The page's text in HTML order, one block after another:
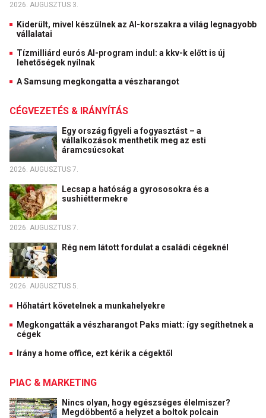
2026. AUGUSZTUS 3.
Kiderült, mivel készülnek az AI-korszakra a világ legnagyobb
vállalatai
Tízmilliárd eurós AI-program indul: a kkv-k előtt is új
lehetőségek nyílnak
A Samsung megkongatta a vészharangot
CÉGVEZETÉS & IRÁNYÍTÁS
Egy ország figyeli a fogyasztást – a
vállalkozások menthetik meg az esti
áramcsúcsokat
2026. AUGUSZTUS 7.
Lecsap a hatóság a gyrososokra és a
sushiéttermekre
2026. AUGUSZTUS 7.
Rég nem látott fordulat a családi cégeknél
2026. AUGUSZTUS 5.
Hőhatárt követelnek a munkahelyekre
Megkongatták a vészharangot Paks miatt: így segíthetnek a
cégek
Irány a home office, ezt kérik a cégektől
PIAC & MARKETING
Nincs olyan, hogy egészséges élelmiszer?
Megdöbbentő a helyzet a boltok polcain